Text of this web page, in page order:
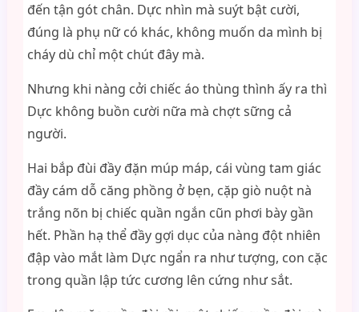
đến tận gót chân. Dực nhìn mà suýt bật cười,
đúng là phụ nữ có khác, không muốn da mình bị
cháy dù chỉ một chút đây mà.
Nhưng khi nàng cởi chiếc áo thùng thình ấy ra thì
Dực không buồn cười nữa mà chợt sững cả
người.
Hai bắp đùi đầy đặn múp máp, cái vùng tam giác
đầy cám dỗ căng phồng ở bẹn, cặp giò nuột nà
trắng nõn bị chiếc quần ngắn cũn phơi bày gần
hết. Phần hạ thể đầy gợi dục của nàng đột nhiên
đập vào mắt làm Dực ngẩn ra như tượng, con cặc
trong quần lập tức cương lên cứng như sắt.